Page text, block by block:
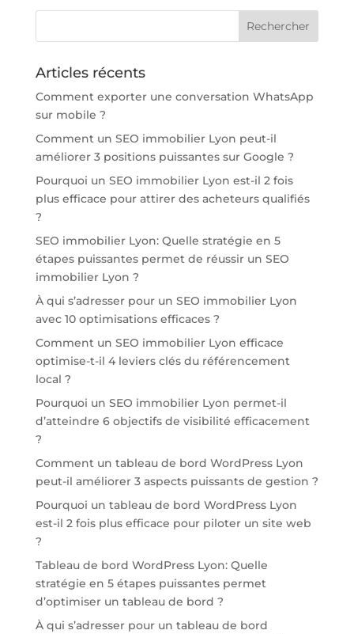
Articles récents
Comment exporter une conversation WhatsApp
sur mobile ?
Comment un SEO immobilier Lyon peut-il
améliorer 3 positions puissantes sur Google ?
Pourquoi un SEO immobilier Lyon est-il 2 fois
plus efficace pour attirer des acheteurs qualifiés
?
SEO immobilier Lyon: Quelle stratégie en 5
étapes puissantes permet de réussir un SEO
immobilier Lyon ?
À qui s’adresser pour un SEO immobilier Lyon
avec 10 optimisations efficaces ?
Comment un SEO immobilier Lyon efficace
optimise-t-il 4 leviers clés du référencement
local ?
Pourquoi un SEO immobilier Lyon permet-il
d’atteindre 6 objectifs de visibilité efficacement
?
Comment un tableau de bord WordPress Lyon
peut-il améliorer 3 aspects puissants de gestion ?
Pourquoi un tableau de bord WordPress Lyon
est-il 2 fois plus efficace pour piloter un site web
?
Tableau de bord WordPress Lyon: Quelle
stratégie en 5 étapes puissantes permet
d’optimiser un tableau de bord ?
À qui s’adresser pour un tableau de bord